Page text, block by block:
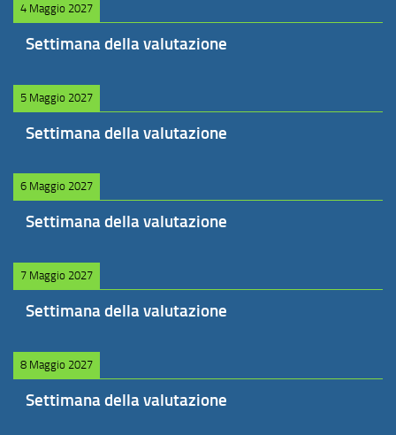
4 Maggio 2027
Settimana della valutazione
5 Maggio 2027
Settimana della valutazione
6 Maggio 2027
Settimana della valutazione
7 Maggio 2027
Settimana della valutazione
8 Maggio 2027
Settimana della valutazione